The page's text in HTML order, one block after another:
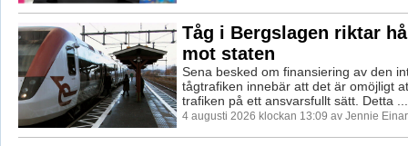
Tåg i Bergslagen riktar
mot staten
Sena besked om finansiering av den
tågtrafiken innebär att det är omöjligt
trafiken på ett ansvarsfullt sätt. Detta ...
4 augusti 2026 klockan 13:09 av Jennie